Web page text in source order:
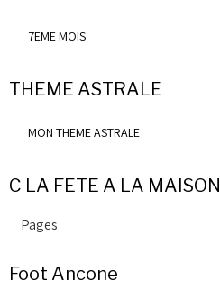
7EME MOIS
THEME ASTRALE
MON THEME ASTRALE
C LA FETE A LA MAISON
Foot Ancone